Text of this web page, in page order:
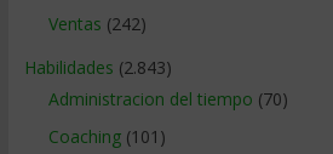
Ventas (242)
Habilidades (2.843)
Administracion del tiempo (70)
Coaching(101)